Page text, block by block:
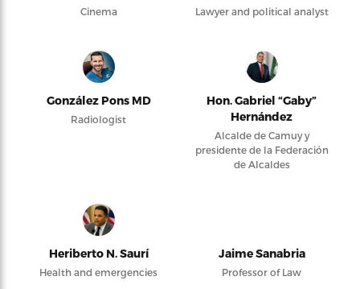
Cinema Lawyer and political analyst
González Pons MD
Radiologist
Hon. Gabriel “Gaby”
Hernández
Alcalde de Camuy y
presidente de la Federación
de Alcaldes
Heriberto N. Saurí
Health and emergencies
Jaime Sanabria
Professor of Law